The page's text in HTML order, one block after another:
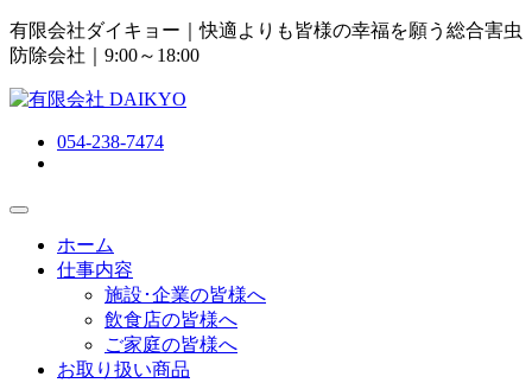
有限会社ダイキョー｜快適よりも皆様の幸福を願う総合害虫
防除会社 ｜9:00～18:00
054-238-7474
ホーム
仕事内容
施設･企業の皆様へ
飲食店の皆様へ
ご家庭の皆様へ
お取り扱い商品